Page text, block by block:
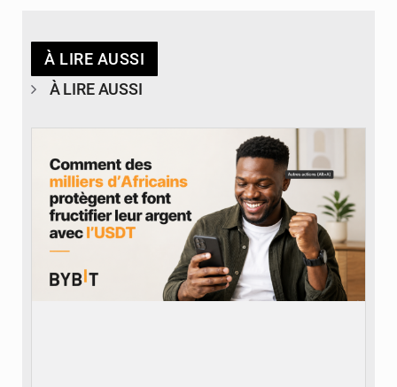
À LIRE AUSSI
À LIRE AUSSI